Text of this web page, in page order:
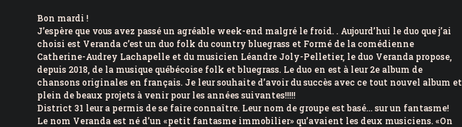
Bon mardi !
J’espère que vous avez passé un agréable week-end malgré le froid. . Aujourd’hui le duo que j’ai
choisi est Veranda c’est un duo folk du country bluegrass et Formé de la comédienne
Catherine-Audrey Lachapelle et du musicien Léandre Joly-Pelletier, le duo Veranda propose,
depuis 2018, de la musique québécoise folk et bluegrass. Le duo en est à leur 2e album de
chansons originales en français. Je leur souhaite d’avoir du succès avec ce tout nouvel album et
plein de beaux projets à venir pour les années suivantes!!!!!
District 31 leur a permis de se faire connaître. Leur nom de groupe est basé… sur un fantasme!
Le nom Veranda est né d’un «petit fantasme immobilier» qu’avaient les deux musiciens. «On